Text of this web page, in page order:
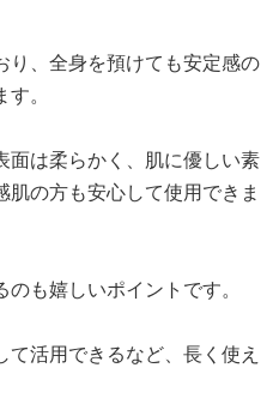
り、全身を預けても安定感の
。
面は柔らかく、肌に優しい素
の方も安心して使用できま
も嬉しいポイントです。
活用できるなど、長く使え